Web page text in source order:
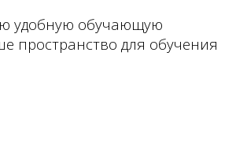
удобную обучающую
пространство для обучения